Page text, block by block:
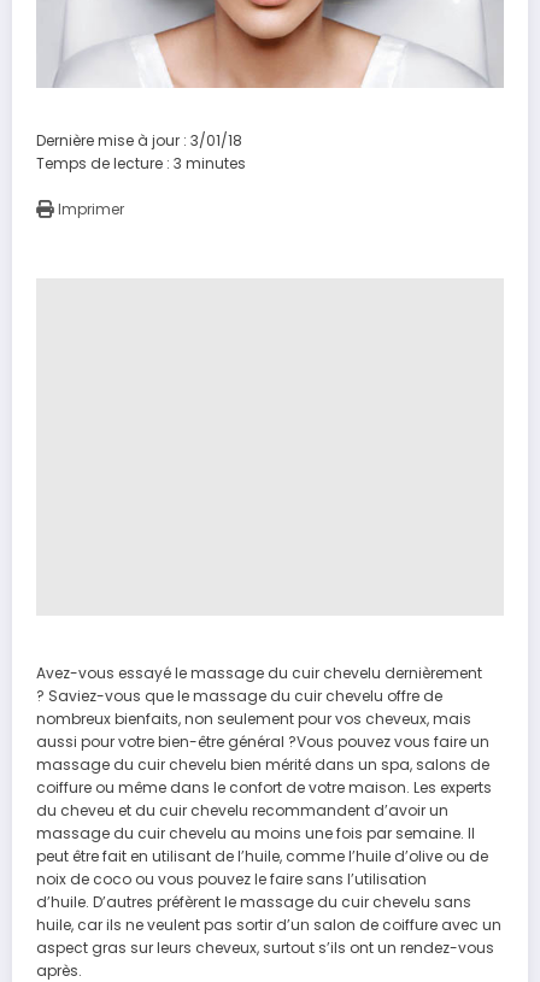
Dernière mise à jour : 3/01/18
Temps de lecture : 3 minutes
Imprimer
Avez-vous essayé le massage du cuir chevelu dernièrement
? Saviez-vous que le massage du cuir chevelu offre de
nombreux bienfaits, non seulement pour vos cheveux, mais
aussi pour votre bien-être général ?Vous pouvez vous faire un
massage du cuir chevelu bien mérité dans un spa, salons de
coiffure ou même dans le confort de votre maison. Les experts
du cheveu et du cuir chevelu recommandent d’avoir un
massage du cuir chevelu au moins une fois par semaine. Il
peut être fait en utilisant de l’huile, comme l’huile d’olive ou de
noix de coco ou vous pouvez le faire sans l’utilisation
d’huile. D’autres préfèrent le massage du cuir chevelu sans
huile, car ils ne veulent pas sortir d’un salon de coiffure avec un
aspect gras sur leurs cheveux, surtout s’ils ont un rendez-vous
après.